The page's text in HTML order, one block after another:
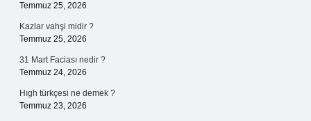
Temmuz 25, 2026
Kazlar vahşi midir ?
Temmuz 25, 2026
31 Mart Faciası nedir ?
Temmuz 24, 2026
Hıgh türkçesi ne demek ?
Temmuz 23, 2026